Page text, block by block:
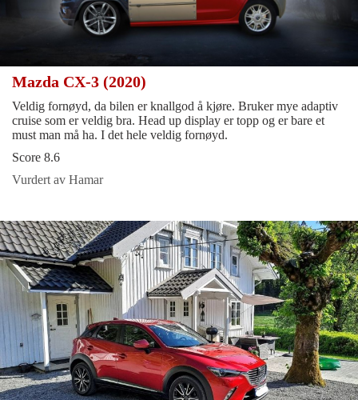
Mazda CX-3 (2020)
Veldig fornøyd, da bilen er knallgod å kjøre. Bruker mye adaptiv
cruise som er veldig bra. Head up display er topp og er bare et
must man må ha. I det hele veldig fornøyd.
Score 8.6
Vurdert av Hamar